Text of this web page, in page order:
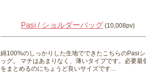
Pasi / ショルダーバッグ (10,008pv)
綿100%のしっかりした生地でできたこちらのPasi
ッグ。 マチはあまりなく、薄いタイプです。必要最
をまとめるのにちょうど良いサイズです...